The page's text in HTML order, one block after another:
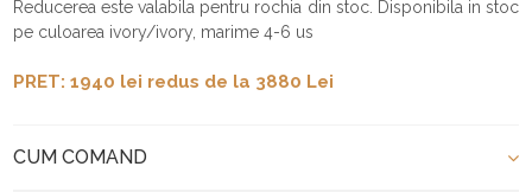
Reducerea este valabila pentru rochia din stoc. Disponibila in stoc
pe culoarea ivory/ivory, marime 4-6 us
PRET: 1940 lei redus de la 3880 Lei
CUM COMAND